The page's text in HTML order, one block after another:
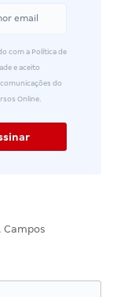
com a Política de
e aceito
do
Online.
Campos